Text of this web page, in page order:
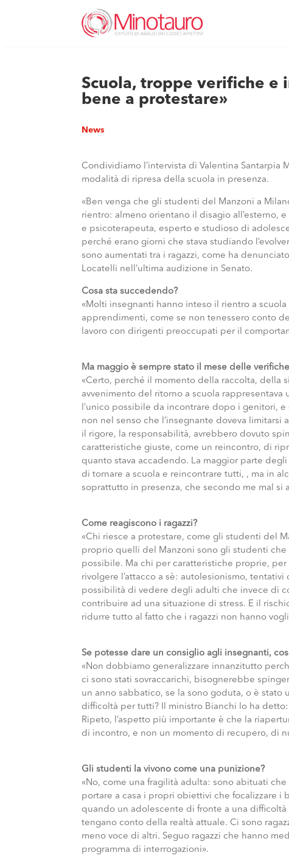
Scuola, troppe verifiche e
bene a protestare»
News
Condividiamo l’intervista di Valentina Santarpia
modalità di ripresa della scuola in presenza.
«Ben venga che gli studenti del Manzoni a
rientro: almeno orientano il disagio all’esterno,
e psicoterapeuta, esperto e studioso di
perché erano giorni che stava studiando
sono aumentati tra i ragazzi, come ha
Locatelli nell’ultima audizione in Senato.
Cosa sta succedendo?
«Molti insegnanti hanno inteso il rientro a
apprendimenti, come se non tenessero conto
lavoro con dirigenti preoccupati per il
Ma maggio è sempre stato il mese delle
«Certo, perché il momento della raccolta, della
avvenimento del ritorno a scuola rappresentava
l’unico possibile da incontrare dopo i genitori,
non nel senso che l’insegnante doveva limitarsi
il rigore, la responsabilità, avrebbero dovuto
caratteristiche giuste, come un reincontro, di
quanto stava accadendo. La maggior parte
di tornare a scuola e reincontrare tutti, , ma in
soprattutto in presenza, che secondo me mal si
Come reagiscono i ragazzi?
«Chi riesce a protestare, come gli studenti del
proprio quelli del Manzoni sono gli studenti
possibile. Ma chi per caratteristiche proprie,
rivolgere l’attacco a sè: autolesionismo,
possibilità di vedere degli adulti che invece di
contribuire ad una situazione di stress. E il
ridurre tutto al fatto che i ragazzi non hanno
Se potesse dare un consiglio agli insegnanti,
«Non dobbiamo generalizzare innanzitutto
ci sono stati sovraccarichi, bisognerebbe
un anno sabbatico, se la sono goduta, o è
difficoltà per tutti? Il ministro Bianchi lo ha
Ripeto, l’aspetto più importante è che la
di incontro, e non un momento di recupero, di
Gli studenti la vivono come una punizione?
«No, come una fragilità adulta: sono abituati
portare a casa i propri obiettivi che focalizzare i
quando un adolescente di fronte a una
tengano conto della realtà attuale. Ci sono
meno voce di altri. Seguo ragazzi che hanno
programma di interrogazioni».